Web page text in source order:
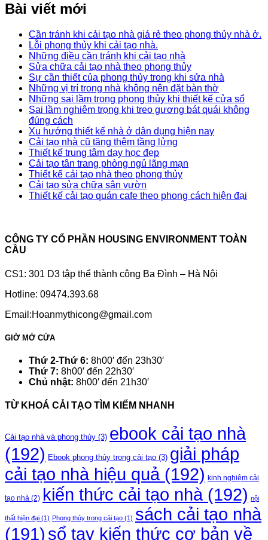
Bài viết mới
Cần tránh khi cải tạo nhà giá rẻ theo phong thủy nhà ở.
Lỗi phong thủy khi cải tạo nhà.
Những điều cần tránh khi cải tạo nhà
Sửa chữa cải tạo nhà theo phong thủy
Sự cần thiết của phong thủy trong khi sửa nhà
Những vị trí trong nhà không nên đặt bàn thờ
Những sai lầm trong phong thủy khi thiết kế cửa sổ
Sai lầm nghiêm trọng khi treo gương bát quái không
đúng cách
Xu hướng thiết kế nhà ở dân dụng hiện nay
Cải tạo nhà cũ tăng thêm tầng lửng
Thiết kế trung tâm dạy học đẹp
Cải tạo tân trang phòng ngủ lãng mạn
Thiết kế cải tạo nhà theo phong thủy
Cải tạo sửa chữa sân vườn
Thiết kế cải tạo quán cafe theo phong cách hiện đại
CÔNG TY CỔ PHẦN HOUSING ENVIRONMENT TOÀN
CẦU
CS1: 301 D3 tập thể thành công Ba Đình – Hà Nội
Hotline: 09474.393.68
Email:Hoanmythicong@gmail.com
GIỜ MỞ CỬA
Thứ 2-Thứ 6: 8h00′ đến 23h30′
Thứ 7: 8h00′ đến 22h30′
Chủ nhật: 8h00′ đến 21h30′
TỪ KHOÁ CẢI TẠO TÌM KIẾM NHANH
Cải tạo nhà và phong thủy (3) ebook cải tạo nhà
(192) Ebook phong thủy trong cải tạo (3) giải pháp
cải tạo nhà hiệu quả(192) kinh nghiệm cải
tạo nhà (2) kiến thức cải tạo nhà(192) nội
thất hiện đại (1) Phong thủy trong cải tạo (1) sách cải tạo nhà
(191) sổ tay kiến thức cơ bản về